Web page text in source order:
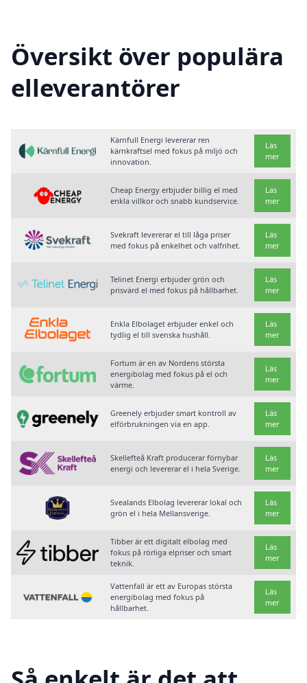
Översikt över populära
elleverantörer
Kärnfull Energi levererar ren
kärnkraftsel med fokus på miljö och
innovation.
Läs
mer
Cheap Energy erbjuder billig el med
enkla villkor och snabb kundservice.
Läs
mer
Svekraft levererar el till låga priser
med fokus på enkelhet och valfrihet.
Läs
mer
Telinet Energi erbjuder grön och
prisvärd el med fokus på hållbarhet.
Läs
mer
Enkla Elbolaget erbjuder enkel och
tydlig el till svenska hushåll.
Läs
mer
Fortum är en av Nordens största
energibolag med fokus på el och
värme.
Läs
mer
Greenely erbjuder smart kontroll av
elförbrukningen via en app.
Läs
mer
Skellefteå Kraft producerar förnybar
energi och levererar el i hela Sverige.
Läs
mer
Svealands Elbolag levererar lokal och
grön el i hela Mellansverige.
Läs
mer
Tibber är ett digitalt elbolag med
fokus på rörliga elpriser och smart
teknik.
Läs
mer
Vattenfall är ett av Europas största
energibolag med fokus på
hållbarhet.
Läs
mer